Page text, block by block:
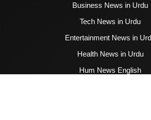
Business News in Urdu
Tech News in Urdu
Entertainment News in
Health News in Urdu
Hum News English